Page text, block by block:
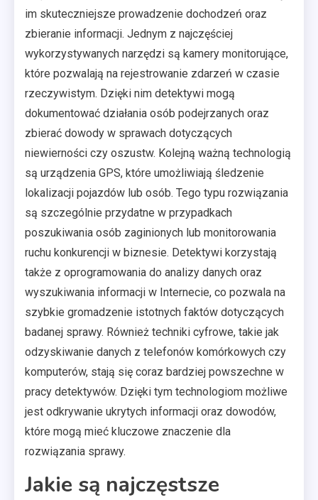
im skuteczniejsze prowadzenie dochodzeń oraz
zbieranie informacji. Jednym z najczęściej
wykorzystywanych narzędzi są kamery monitorujące,
które pozwalają na rejestrowanie zdarzeń w czasie
rzeczywistym. Dzięki nim detektywi mogą
dokumentować działania osób podejrzanych oraz
zbierać dowody w sprawach dotyczących
niewierności czy oszustw. Kolejną ważną technologią
są urządzenia GPS, które umożliwiają śledzenie
lokalizacji pojazdów lub osób. Tego typu rozwiązania
są szczególnie przydatne w przypadkach
poszukiwania osób zaginionych lub monitorowania
ruchu konkurencji w biznesie. Detektywi korzystają
także z oprogramowania do analizy danych oraz
wyszukiwania informacji w Internecie, co pozwala na
szybkie gromadzenie istotnych faktów dotyczących
badanej sprawy. Również techniki cyfrowe, takie jak
odzyskiwanie danych z telefonów komórkowych czy
komputerów, stają się coraz bardziej powszechne w
pracy detektywów. Dzięki tym technologiom możliwe
jest odkrywanie ukrytych informacji oraz dowodów,
które mogą mieć kluczowe znaczenie dla
rozwiązania sprawy.
Jakie są najczęstsze